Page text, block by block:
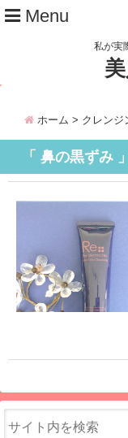
Menu
私が実
ホーム > クレンジ
「 鼻の黒ずみ